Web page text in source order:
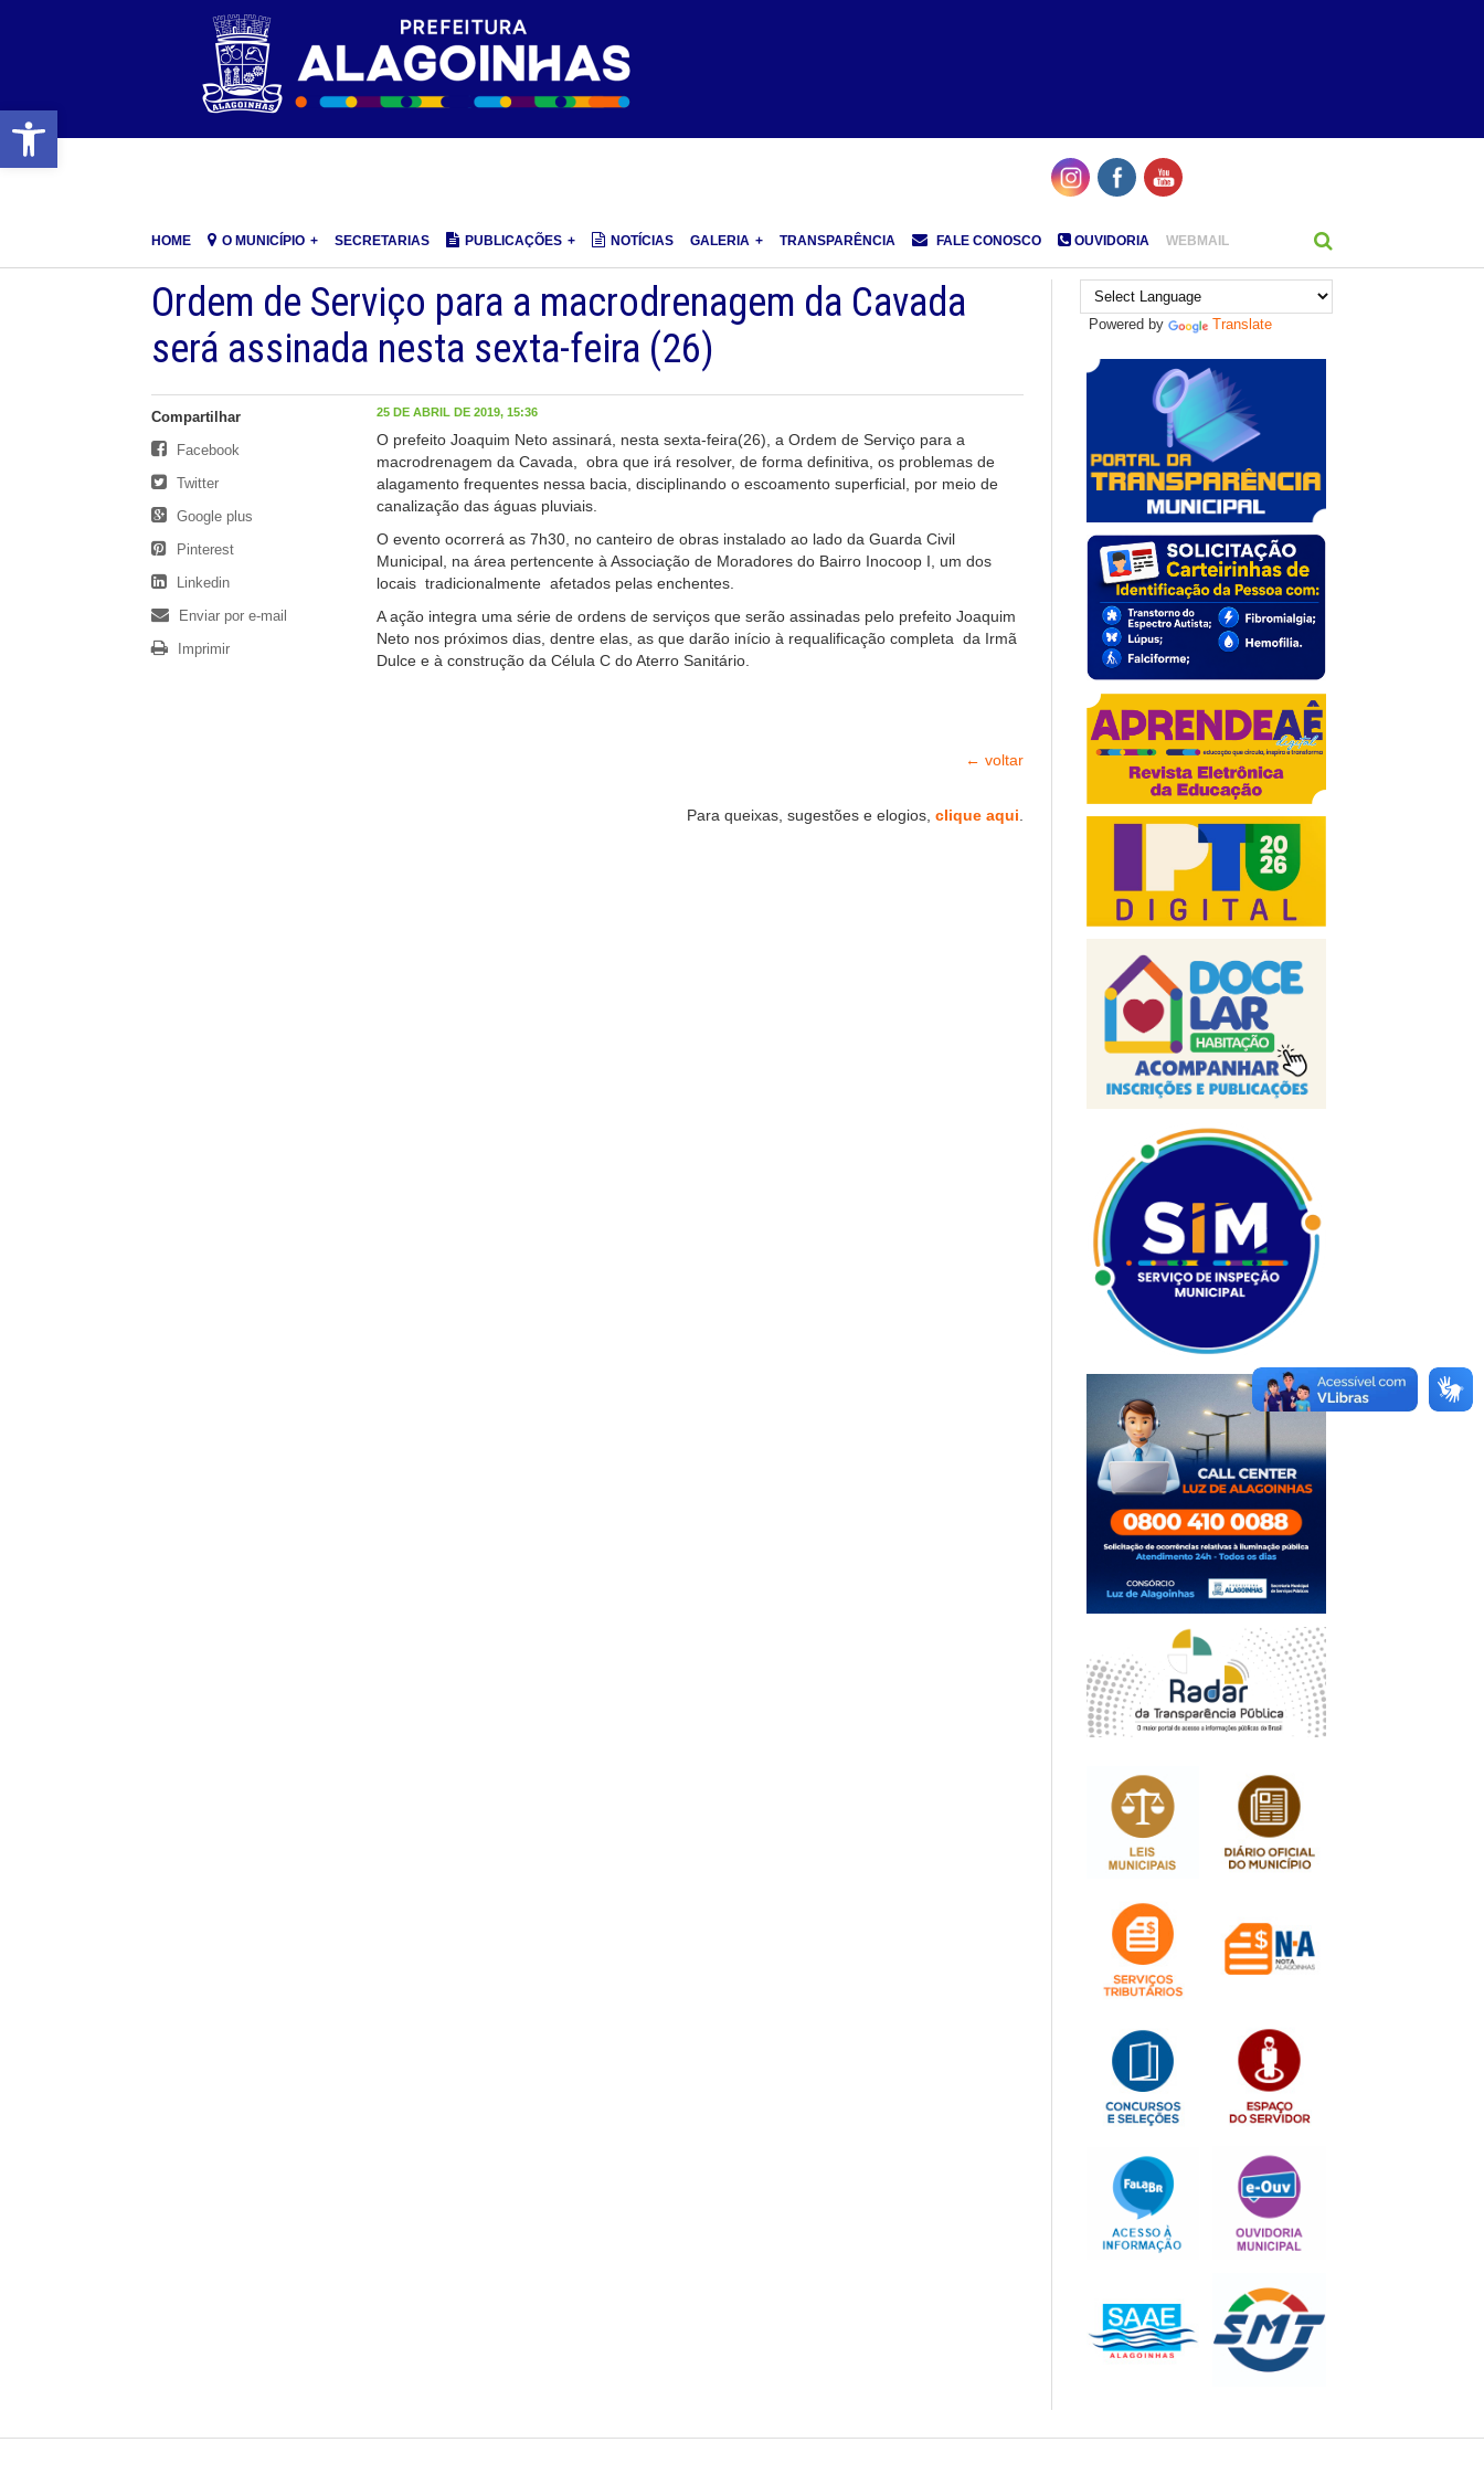
Barra de Ferramentas Aberta
HOME O MUNICÍPIO SECRETARIAS PUBLICAÇÕES NOTÍCIAS GALERIA TRANSPARÊNCIA FALE CONOSCO OUVIDORIA WEBMAIL
Ordem de Serviço para a macrodrenagem da Cavada
será assinada nesta sexta-feira (26)
25 DE ABRIL DE 2019, 15:36
O prefeito Joaquim Neto assinará, nesta sexta-feira(26), a Ordem de Serviço para a
macrodrenagem da Cavada, obra que irá resolver, de forma definitiva, os problemas de
alagamento frequentes nessa bacia, disciplinando o escoamento superficial, por meio de
canalização das águas pluviais.
O evento ocorrerá as 7h30, no canteiro de obras instalado ao lado da Guarda Civil
Municipal, na área pertencente à Associação de Moradores do Bairro Inocoop I, um dos
locais tradicionalmente afetados pelas enchentes.
A ação integra uma série de ordens de serviços que serão assinadas pelo prefeito Joaquim
Neto nos próximos dias, dentre elas, as que darão início à requalificação completa da Irmã
Dulce e à construção da Célula C do Aterro Sanitário.
← voltar
Para queixas, sugestões e elogios, clique aqui.
Compartilhar
Facebook
Twitter
Google plus
Pinterest
Linkedin
Enviar por e-mail
Imprimir
Powered by Translate